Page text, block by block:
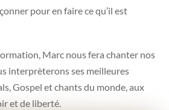
pour en faire ce qu’il est
Marc nous fera chanter nos
interprèterons ses meilleures
Gospel et chants du monde, aux
et de liberté.